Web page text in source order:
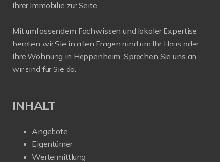
Ihrer Immobilie zur Seite.
Mit umfassendem Fachwissen und lokaler Expertise
beraten wir Sie in allen Fragen rund um Ihr Haus oder
Ihre Wohnung in Heppenheim. Sprechen Sie uns an -
wir sind für Sie da.
INHALT
Angebote
Eigentümer
Wertermittlung